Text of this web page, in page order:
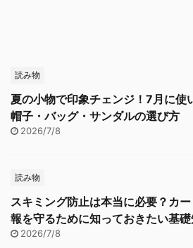
読み物
夏の小物で印象チェンジ！7月に使
帽子・バッグ・サンダルの選び方
2026/7/8
読み物
スキミング防止は本当に必要？カ
報を守るために知っておきたい基
2026/7/8